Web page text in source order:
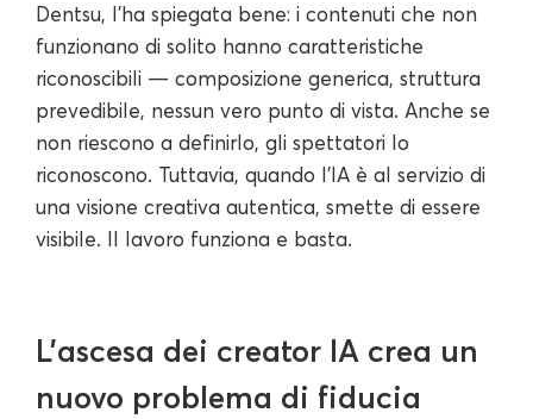
Dentsu, l’ha spiegata bene: i contenuti che non
funzionano di solito hanno caratteristiche
riconoscibili — composizione generica, struttura
prevedibile, nessun vero punto di vista. Anche se
non riescono a definirlo, gli spettatori lo
riconoscono. Tuttavia, quando l’IA è al servizio di
una visione creativa autentica, smette di essere
visibile. Il lavoro funziona e basta.
L'ascesa dei creator IA crea un
nuovo problema di fiducia